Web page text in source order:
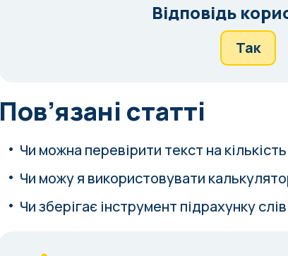
Відповідь
Так
Пов’язані статті
Чи можна перевірити текст на
Чи можу я використовувати
Чи зберігає інструмент підрахунку